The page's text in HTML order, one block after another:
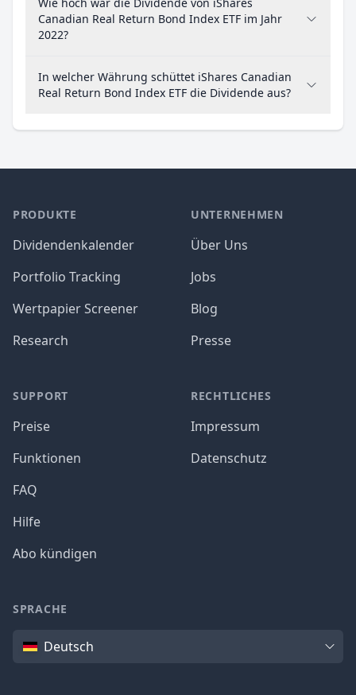
Canadian Real Return Bond Index ETF im Jahr
2022?
In welcher Währung schüttet iShares Canadian
Real Return Bond Index ETF die Dividende aus?
PRODUKTE
Dividendenkalender
Portfolio Tracking
Wertpapier Screener
Research
SUPPORT
Preise
Funktionen
FAQ
Hilfe
Abo kündigen
UNTERNEHMEN
Über Uns
Jobs
Blog
Presse
RECHTLICHES
Impressum
Datenschutz
SPRACHE
SpracheDeutsch